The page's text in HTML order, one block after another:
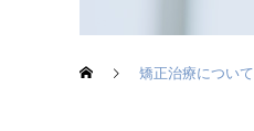
矯正治療について